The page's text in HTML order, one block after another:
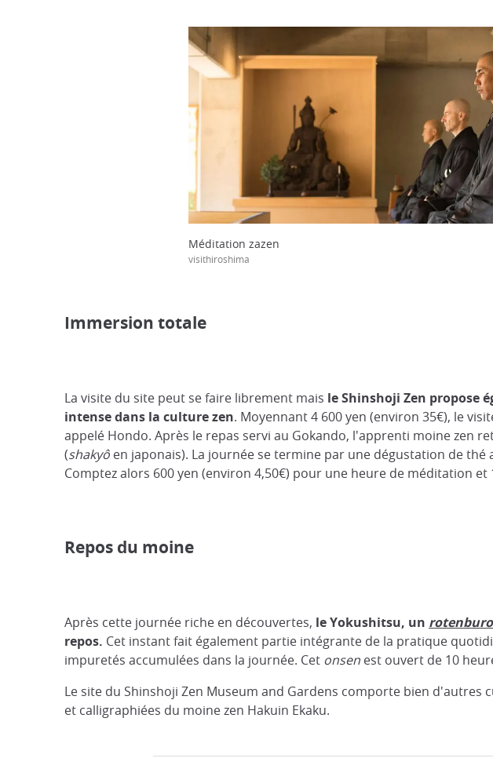
Méditation zazen
visithiroshima
Immersion totale
La visite du site peut se faire librement mais le Shinshoji Zen propose
intense dans la culture zen. Moyennant 4 600 yen (environ 35€), le
appelé Hondo. Après le repas servi au Gokando, l'apprenti moine zen
(shakyô en japonais). La journée se termine par une dégustation de
Comptez alors 600 yen (environ 4,50€) pour une heure de méditation
Repos du moine
Après cette journée riche en découvertes, le Yokushitsu, un rotenburo
repos. Cet instant fait également partie intégrante de la pratique
impuretés accumulées dans la journée. Cet onsen est ouvert de 10
Le site du Shinshoji Zen Museum and Gardens comporte bien
et calligraphiées du moine zen Hakuin Ekaku.